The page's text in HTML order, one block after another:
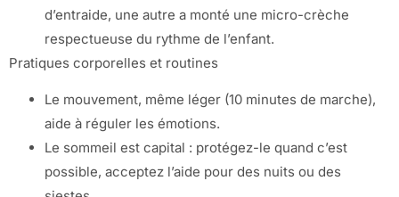
d’entraide, une autre a monté une micro-crèche
respectueuse du rythme de l’enfant.
Pratiques corporelles et routines
Le mouvement, même léger (10 minutes de marche),
aide à réguler les émotions.
Le sommeil est capital : protégez-le quand c’est
possible, acceptez l’aide pour des nuits ou des